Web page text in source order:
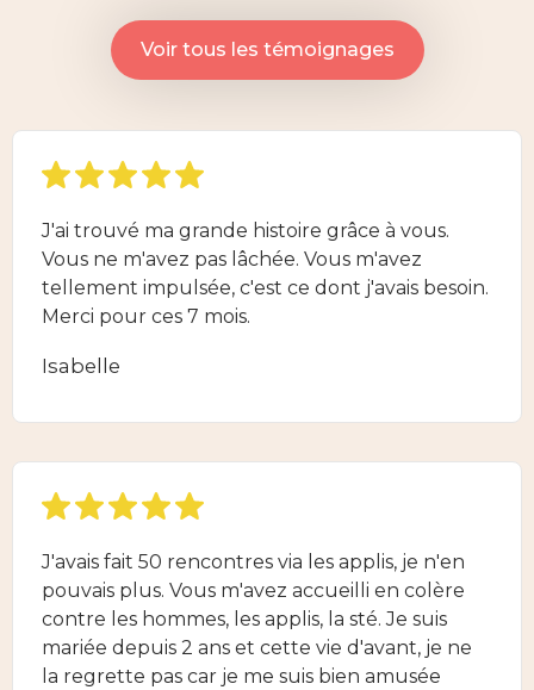
Voir tous les témoignages
J'ai trouvé ma grande histoire grâce à vous.
Vous ne m'avez pas lâchée. Vous m'avez
tellement impulsée, c'est ce dont j'avais besoin.
Merci pour ces 7 mois.
Isabelle
J'avais fait 50 rencontres via les applis, je n'en
pouvais plus. Vous m'avez accueilli en colère
contre les hommes, les applis, la sté. Je suis
mariée depuis 2 ans et cette vie d'avant, je ne
la regrette pas car je me suis bien amusée